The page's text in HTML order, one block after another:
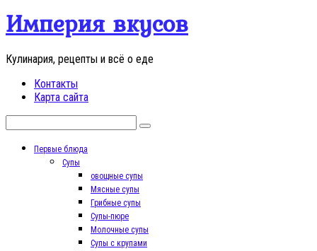
Перейти
контенту
Империя вкусов
Кулинария, рецепты и всё о еде
Контакты
Карта сайта
Первые блюда
Супы
овощные супы
Мясные супы
Грибные супы
Супы-пюре
Молочные супы
Супы с крупами